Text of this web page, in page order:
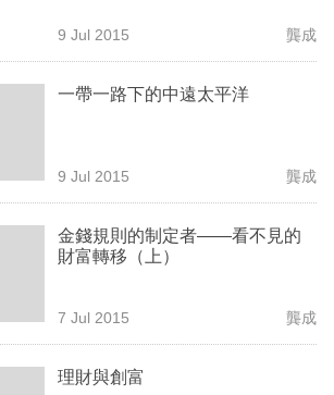
9 Jul 2015 龔成
一帶一路下的中遠太平洋
9 Jul 2015 龔成
金錢規則的制定者——看不見的
財富轉移（上）
7 Jul 2015 龔成
理財與創富